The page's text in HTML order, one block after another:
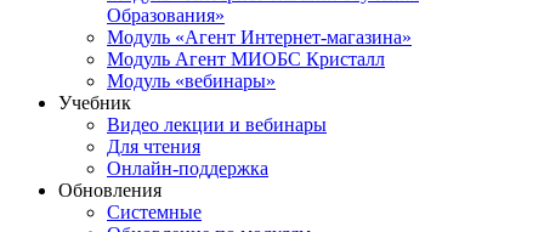
Образования»
Модуль «Агент Интернет-магазина»
Модуль Агент МИОБС Кристалл
Модуль «вебинары»
Учебник
Видео лекции и вебинары
Для чтения
Онлайн-поддержка
Обновления
Системные